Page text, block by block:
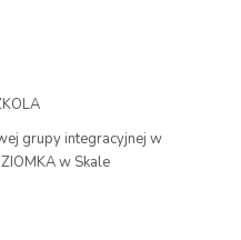
grupy integracyjnej w
w Skale